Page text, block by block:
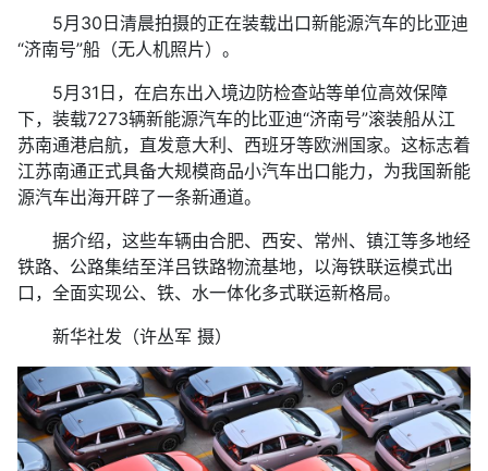
5月30日清晨拍摄的正在装载出口新能源汽车的比亚迪
“济南号”船（无人机照片）。
5月31日，在启东出入境边防检查站等单位高效保障
下，装载7273辆新能源汽车的比亚迪“济南号”滚装船从江
苏南通港启航，直发意大利、西班牙等欧洲国家。这标志着
江苏南通正式具备大规模商品小汽车出口能力，为我国新能
源汽车出海开辟了一条新通道。
据介绍，这些车辆由合肥、西安、常州、镇江等多地经
铁路、公路集结至洋吕铁路物流基地，以海铁联运模式出
口，全面实现公、铁、水一体化多式联运新格局。
新华社发（许丛军 摄）